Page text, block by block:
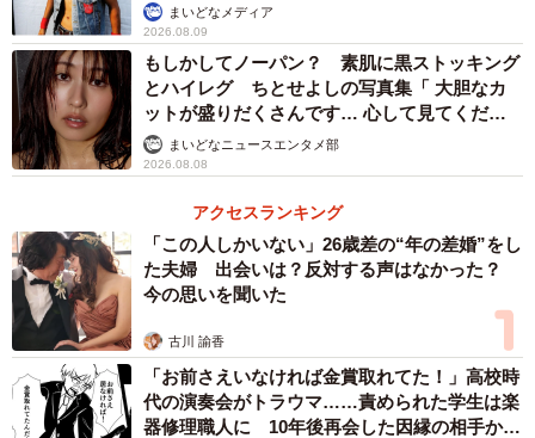
まいどなメディア
2026.08.09
もしかしてノーパン？ 素肌に黒ストッキング
とハイレグ ちとせよしの写真集「 大胆なカ
ットが盛りだくさんです… 心して見てくださ
い」まいどなニュースエンタメ部
2026.08.08
アクセスランキング
「この人しかいない」26歳差の“年の差婚”をし
た夫婦 出会いは？反対する声はなかった？
今の思いを聞いた
古川 諭香
「お前さえいなければ金賞取れてた！」高校時
代の演奏会がトラウマ……責められた学生は楽
器修理職人に 10年後再会した因縁の相手から